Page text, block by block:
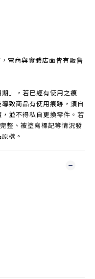
電商與實體店面皆有販售
」，若已經有使用之痕
致商品有使用痕跡，須自
並不得私自更換零件。若
整、被塗寫標記等情況發
樣。